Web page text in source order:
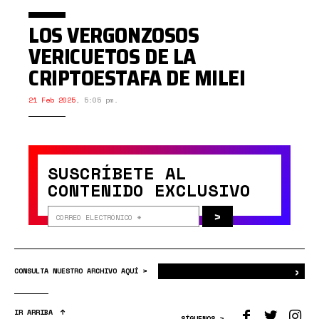
LOS VERGONZOSOS
VERICUETOS DE LA
CRIPTOESTAFA DE MILEI
21 Feb 2025, 5:05 pm.
SUSCRÍBETE AL
CONTENIDO EXCLUSIVO
>
CONSULTA NUESTRO ARCHIVO AQUÍ > ›
IR ARRIBA